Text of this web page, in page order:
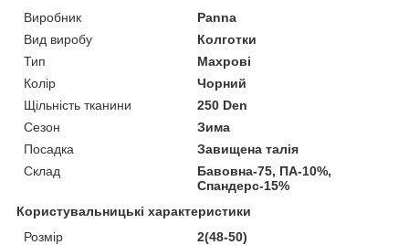
Виробник
Panna
Вид виробу
Колготки
Тип
Махрові
Колір
Чорний
Щільність тканини
250 Den
Сезон
Зима
Посадка
Завищена талія
Склад
Бавовна-75, ПА-10%,
Спандерс-15%
Користувальницькі характеристики
Розмір
2(48-50)